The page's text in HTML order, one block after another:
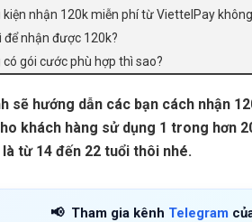
kiện nhận 120k miễn phí từ ViettelPay
để nhận được 120k?
có gói cước phù hợp thì sao?
sẽ hướng dẫn các bạn cách nhận
khách hàng sử dụng 1 trong hơn
từ 14 đến 22 tuổi thôi nhé.
📢 Tham gia kênh Telegram